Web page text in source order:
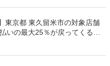
東京都 東久留米市の対象店舗
いの最大25％が戻ってくる（2